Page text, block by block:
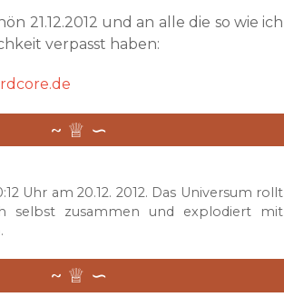
21.12.2012 und an alle die so wie ich
verpasst haben:
Uhr am 20.12. 2012. Das Universum rollt
selbst zusammen und explodiert mit